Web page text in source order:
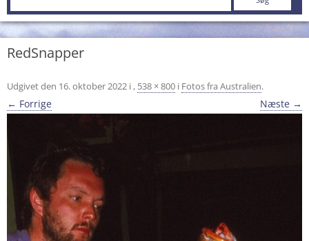
RedSnapper
Udgivet den 16. oktober 2022 i , 538 × 800 i Fotos fra Australien.
← Forrige Næste →